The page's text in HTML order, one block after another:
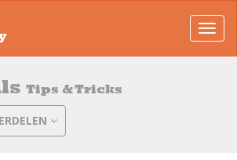
Tips & Tricks